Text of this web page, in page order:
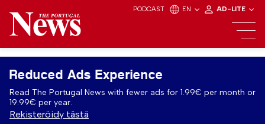
PODCAST EN AD-LITE
Reduced Ads Experience
Read The Portugal News with fewer ads for 1.99€ per month or
19.99€ per year.
Rekisteröidy tästä